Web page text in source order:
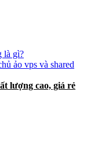
là gì?
ảo vps và shared
lượng cao, giá rẻ